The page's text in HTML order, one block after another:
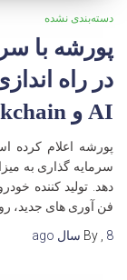
دسته‌بندی نشده
در راه
AI و Blockchain تمرکز می کند.
پورشه اعلام کرده
دهد. تولید کننده
فن آوری های جدید،
By
8 سال